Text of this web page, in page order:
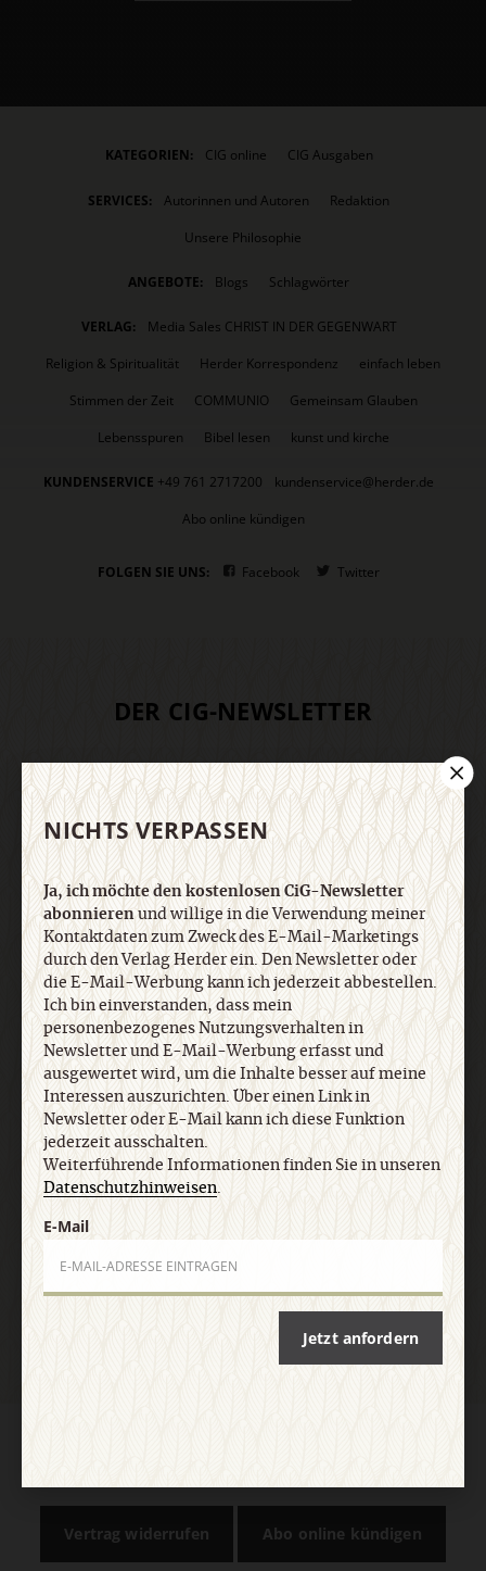
KATEGORIEN: CIG online CIG Ausgaben
SERVICES: Autorinnen und Autoren
Redaktion
Unsere Philosophie
ANGEBOTE: Blogs Schlagwörter
VERLAG:
Media Sales CHRIST IN DER GEGENWART
Religion & Spiritualität
Herder Korrespondenz
einfach leben
Stimmen der Zeit
COMMUNIO
Gemeinsam Glauben
Lebensspuren
Bibel lesen kunst und kirche
KUNDENSERVICE +49 761 2717200
kundenservice@herder.de
Abo online kündigen
FOLGEN SIE UNS: Facebook Twitter
DER CIG-NEWSLETTER
Ja, ich möchte den kostenlosen CiG-Newsletter
abonnieren und willige in die Verwendung meiner
Kontaktdaten zum Zweck des E-Mail-Marketings
durch den Verlag Herder ein. Den Newsletter oder
die E-Mail-Werbung kann ich jederzeit abbestellen.
Ich bin einverstanden, dass mein
personenbezogenes Nutzungsverhalten in
Newsletter und E-Mail-Werbung erfasst und
ausgewertet wird, um die Inhalte besser auf meine
Interessen auszurichten. Über einen Link in
Newsletter oder E-Mail kann ich diese Funktion
jederzeit ausschalten. Weiterführende
Informationen finden Sie in unseren
Datenschutzhinweisen.
E-Mail
Vertrag widerrufen Abo online kündigen
NICHTS VERPASSEN
Ja, ich möchte den kostenlosen CiG-Newsletter
abonnierenund willige in die Verwendung meiner
Kontaktdaten zum Zweck des E-Mail-Marketings
durch den Verlag Herder ein. Den Newsletter oder
die E-Mail-Werbung kann ich jederzeit abbestellen.
Ich bin einverstanden, dass mein
personenbezogenes Nutzungsverhalten in
Newsletter und E-Mail-Werbung erfasst und
ausgewertet wird, um die Inhalte besser auf meine
Interessen auszurichten. Über einen Link in
Newsletter oder E-Mail kann ich diese Funktion
jederzeit ausschalten.
Weiterführende Informationen finden Sie in unseren
Datenschutzhinweisen.
E-Mail
Jetzt anfordern